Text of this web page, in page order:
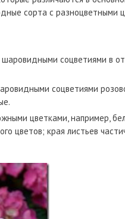
сорта с разноцветными
соцветиями в
соцветиями
цветками, например,
цветов; края листьев